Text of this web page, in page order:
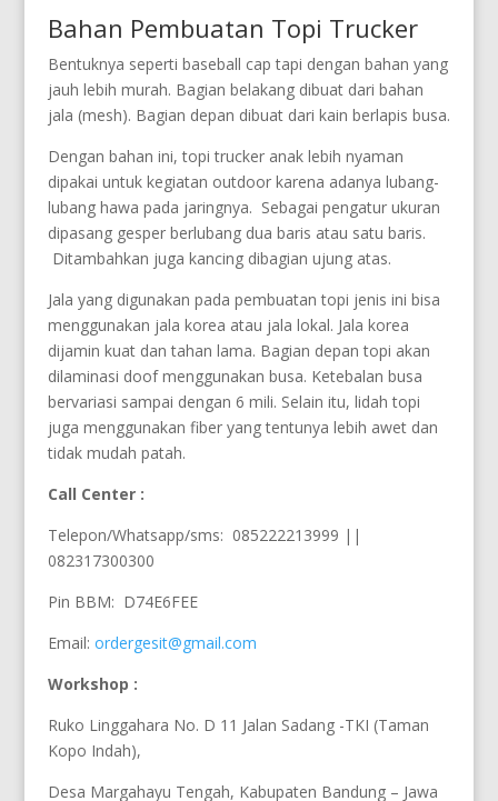
Bahan Pembuatan Topi Trucker
Bentuknya seperti baseball cap tapi dengan bahan yang
jauh lebih murah. Bagian belakang dibuat dari bahan
jala (mesh). Bagian depan dibuat dari kain berlapis busa.
Dengan bahan ini, topi trucker anak lebih nyaman
dipakai untuk kegiatan outdoor karena adanya lubang-
lubang hawa pada jaringnya. Sebagai pengatur ukuran
dipasang gesper berlubang dua baris atau satu baris.
Ditambahkan juga kancing dibagian ujung atas.
Jala yang digunakan pada pembuatan topi jenis ini bisa
menggunakan jala korea atau jala lokal. Jala korea
dijamin kuat dan tahan lama. Bagian depan topi akan
dilaminasi doof menggunakan busa. Ketebalan busa
bervariasi sampai dengan 6 mili. Selain itu, lidah topi
juga menggunakan fiber yang tentunya lebih awet dan
tidak mudah patah.
Call Center :
Telepon/Whatsapp/sms: 085222213999 ||
082317300300
Pin BBM: D74E6FEE
Email: ordergesit@gmail.com
Workshop :
Ruko Linggahara No. D 11 Jalan Sadang -TKI (Taman
Kopo Indah),
Desa Margahayu Tengah, Kabupaten Bandung – Jawa